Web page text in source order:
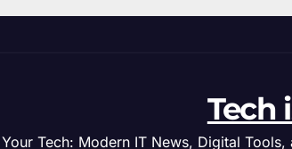
Tech
Tech: Modern IT News, Digital Tools,